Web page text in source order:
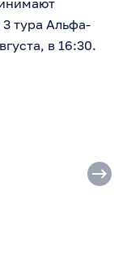
тура Альфа-
в 16:30.